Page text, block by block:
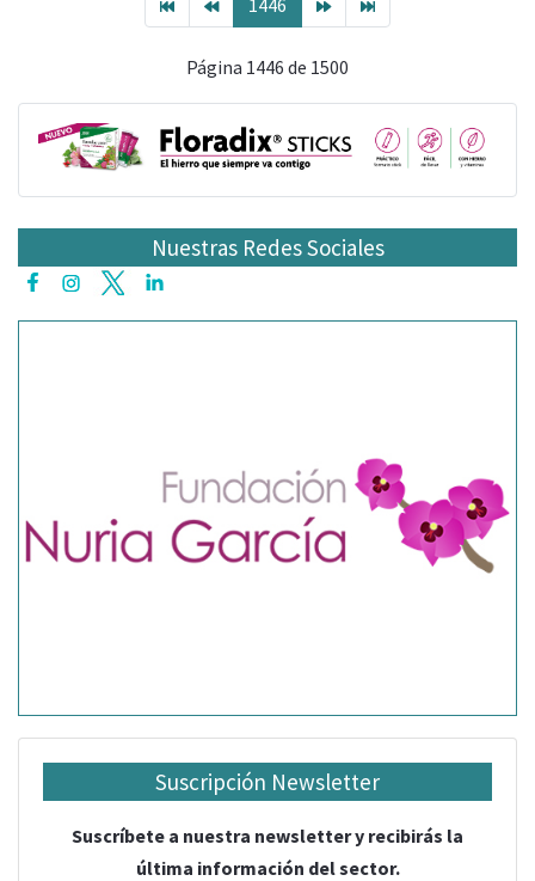
1446
Página 1446 de 1500
Nuestras Redes Sociales
Suscripción Newsletter
Suscríbete a nuestra newsletter y recibirás la
última información del sector.